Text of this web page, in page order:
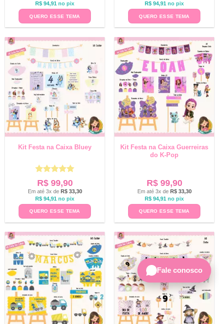
R$ 94,91 no pix
QUERO ESSE TEMA
R$ 94,91 no pix
QUERO ESSE TEMA
Kit Festa na Caixa Bluey
Avaliação5
de 5
R$99,90
Em até 3x de R$33,30
R$ 94,91 no pix
QUERO ESSE TEMA
Kit Festa na Caixa Guerreiras
do K-Pop
R$99,90
Em até 3x de R$33,30
R$ 94,91 no pix
QUERO ESSE TEMA
Fale conosco